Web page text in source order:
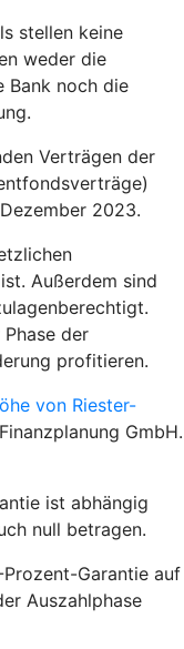
stellen keine
weder die
Bank noch die
Verträgen der
2023.
Außerdem sind
der
profitieren.
von Riester-
GmbH.
ist abhängig
null betragen.
Garantie auf
Auszahlphase